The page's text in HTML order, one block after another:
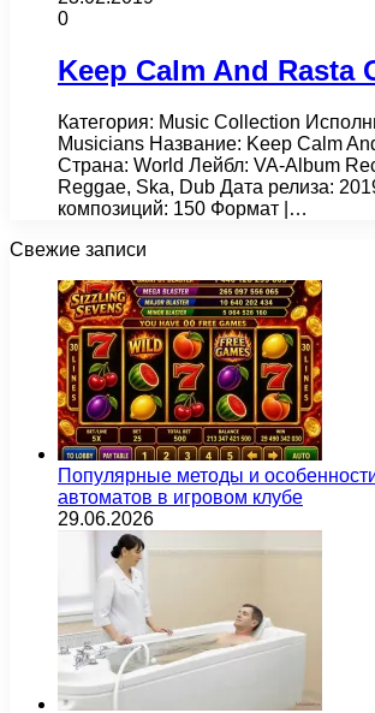
0
Keep Calm And Rasta
Категория: Music Collection
Musicians Название: Keep Calm
Страна: World Лейбл: VA-Album
Reggae, Ska, Dub Дата релиза:
композиций: 150 Формат |…
Свежие записи
Популярные методы и
автоматов в игровом клубе
29.06.2026